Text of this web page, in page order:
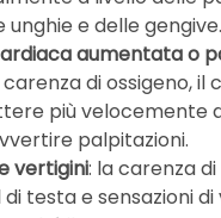
unghie e delle gengive.
aumentata o
di ossigeno, il
più velocemente
palpitazioni.
vertigini: la carenza
testa e sensazioni di